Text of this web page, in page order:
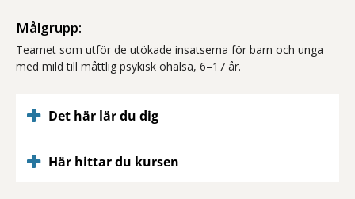
Målgrupp:
Teamet som utför de utökade insatserna för barn och unga
med mild till måttlig psykisk ohälsa, 6–17 år.
Det här lär du dig
Här hittar du kursen